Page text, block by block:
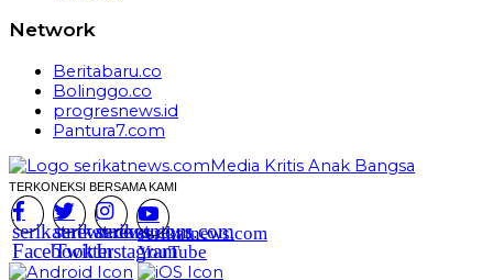
Network
Beritabaru.co
Bolinggo.co
progresnews.id
Pantura7.com
TERKONEKSI BERSAMA KAMI
serikatnews.com
Facebook
serikatnews.com
Twitter
serikatnews.com
Instagram
serikatnews.com
YouTube